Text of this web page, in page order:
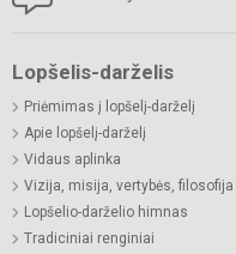
Lopšelis-darželis
Priėmimas į lopšelį-darželį
Apie lopšelį-darželį
Vidaus aplinka
Vizija, misija, vertybės, filosofija
Lopšelio-darželio himnas
Tradiciniai renginiai